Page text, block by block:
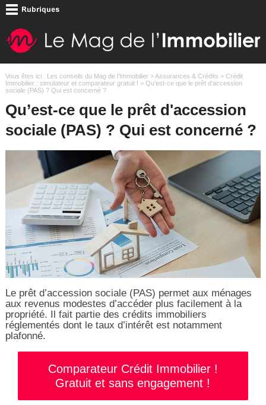
Vous êtes ici : Les conseils du Mag de l'Immobilier>Assurances & Crédits > Crédit
Immobilier : simulateur et comparateur gratuit ! > Qu’est-ce que le prêt d'accession
sociale (PAS) ? Qui est concerné ?
Qu’est-ce que le prêt d'accession
sociale (PAS) ? Qui est concerné ?
Le prêt d’accession sociale (PAS) permet aux ménages
aux revenus modestes d’accéder plus facilement à la
propriété. Il fait partie des crédits immobiliers
réglementés dont le taux d’intérêt est notamment
plafonné.
Comparateur Crédit Immobilier !
Gratuit et sans engagement !